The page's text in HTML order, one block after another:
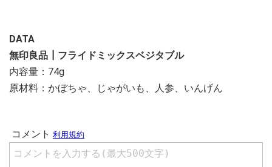
DATA
無印良品┃フライドミックスベジタブル
内容量：74g
原材料：かぼちゃ、じゃがいも、人参、いんげん